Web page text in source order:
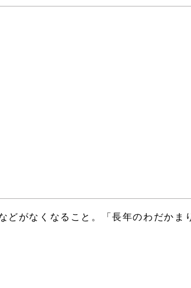
どがなくなること。「長年のわだかま